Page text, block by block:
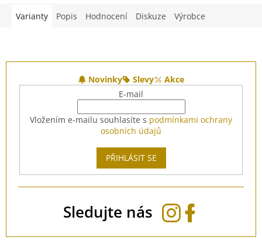
Varianty Popis Hodnocení Diskuze Výrobce
Novinky Slevy
Akce
E-mail
Vložením e-mailu souhlasíte s podmínkami ochrany
osobních údajů
PŘIHLÁSIT SE
Sledujte nás